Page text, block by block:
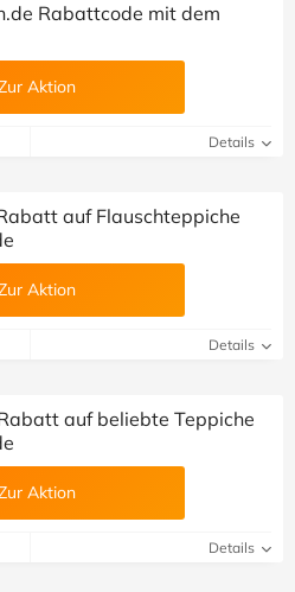
Rabattcode mit dem
Aktion
Details
auf Flauschteppiche
Aktion
Details
auf beliebte Teppiche
Aktion
Details